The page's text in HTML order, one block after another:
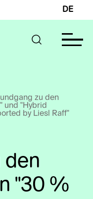
DE
zu den
und "Hybrid
by Liesl Raff"
den
"30 %